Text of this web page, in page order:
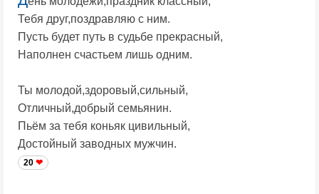
Тебя друг,поздравляю с ним.
Пусть будет путь в судьбе прекрасный,
Наполнен счастьем лишь одним.
Ты молодой,здоровый,сильный,
Отличный,добрый семьянин.
Пьём за тебя коньяк цивильный,
Достойный заводных мужчин.
20